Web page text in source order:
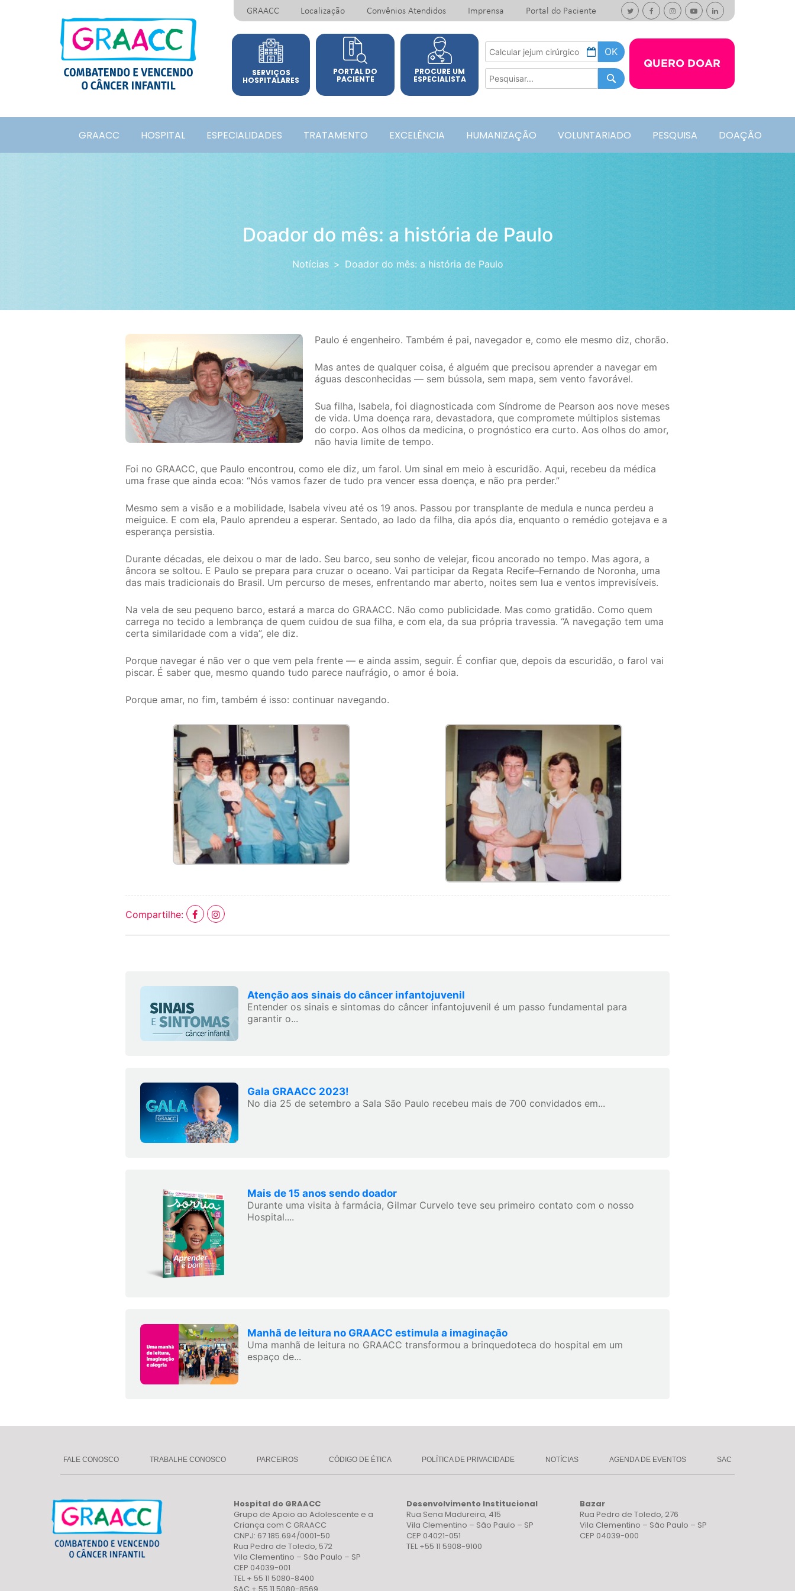
GRAACC Localização Convênios Atendidos Imprensa Portal do Paciente
SERVIÇOS
HOSPITALARES
PORTAL DO
PACIENTE
PROCURE UM
ESPECIALISTA
QUERO DOAR
GRAACC HOSPITAL ESPECIALIDADES TRATAMENTO EXCELÊNCIA HUMANIZAÇÃO VOLUNTARIADO PESQUISA DOAÇÃO
Doador do mês: a história de Paulo
Notícias Doador do mês: a história de Paulo
Paulo é engenheiro. Também é pai, navegador e, como ele mesmo diz, chorão.
Mas antes de qualquer coisa, é alguém que precisou aprender a navegar em
águas desconhecidas — sem bússola, sem mapa, sem vento favorável.
Sua filha, Isabela, foi diagnosticada com Síndrome de Pearson aos nove meses
de vida. Uma doença rara, devastadora, que compromete múltiplos sistemas
do corpo. Aos olhos da medicina, o prognóstico era curto. Aos olhos do amor,
não havia limite de tempo.
Foi no GRAACC, que Paulo encontrou, como ele diz, um farol. Um sinal em meio à escuridão. Aqui, recebeu da médica
uma frase que ainda ecoa: “Nós vamos fazer de tudo pra vencer essa doença, e não pra perder.”
Mesmo sem a visão e a mobilidade, Isabela viveu até os 19 anos. Passou por transplante de medula e nunca perdeu a
meiguice. E com ela, Paulo aprendeu a esperar. Sentado, ao lado da filha, dia após dia, enquanto o remédio gotejava e a
esperança persistia.
Durante décadas, ele deixou o mar de lado. Seu barco, seu sonho de velejar, ficou ancorado no tempo. Mas agora, a
âncora se soltou. E Paulo se prepara para cruzar o oceano. Vai participar da Regata Recife–Fernando de Noronha, uma
das mais tradicionais do Brasil. Um percurso de meses, enfrentando mar aberto, noites sem lua e ventos imprevisíveis.
Na vela de seu pequeno barco, estará a marca do GRAACC. Não como publicidade. Mas como gratidão. Como quem
carrega no tecido a lembrança de quem cuidou de sua filha, e com ela, da sua própria travessia. “A navegação tem uma
certa similaridade com a vida”, ele diz.
Porque navegar é não ver o que vem pela frente — e ainda assim, seguir. É confiar que, depois da escuridão, o farol vai
piscar. É saber que, mesmo quando tudo parece naufrágio, o amor é boia.
Porque amar, no fim, também é isso: continuar navegando.
Compartilhe:
Atenção aos sinais do câncer infantojuvenil
Entender os sinais e sintomas do câncer infantojuvenil é um passo fundamental para
garantir o...
Gala GRAACC 2023!
No dia 25 de setembro a Sala São Paulo recebeu mais de 700 convidados em...
Mais de 15 anos sendo doador
Durante uma visita à farmácia, Gilmar Curvelo teve seu primeiro contato com o nosso
Hospital....
Manhã de leitura no GRAACC estimula a imaginação
Uma manhã de leitura no GRAACC transformou a brinquedoteca do hospital em um
espaço de...
FALE CONOSCO TRABALHE CONOSCO PARCEIROS CÓDIGO DE ÉTICA POLÍTICA DE PRIVACIDADE NOTÍCIAS AGENDA DE EVENTOS SAC
Hospital do GRAACC
Grupo de Apoio ao Adolescente e a
Criança com C GRAACC
CNPJ: 67.185.694/0001-50
Rua Pedro de Toledo, 572
Vila Clementino – São Paulo – SP
CEP 04039-001
TEL + 55 11 5080-8400
Desenvolvimento Institucional
Rua Sena Madureira, 415
Vila Clementino – São Paulo – SP
CEP 04021-051
TEL +55 11 5908-9100
Bazar
Rua Pedro de Toledo, 276
Vila Clementino – São Paulo – SP
CEP 04039-000